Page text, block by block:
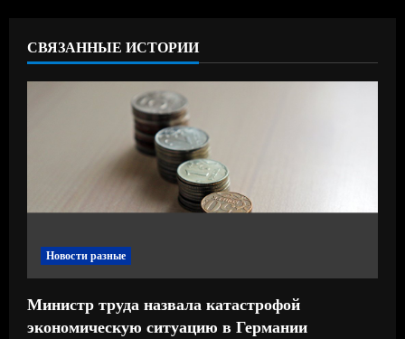
ч
и
СВЯЗАННЫЕ ИСТОРИИ
Новости разные
Министр труда назвала катастрофой
экономическую ситуацию в Германии